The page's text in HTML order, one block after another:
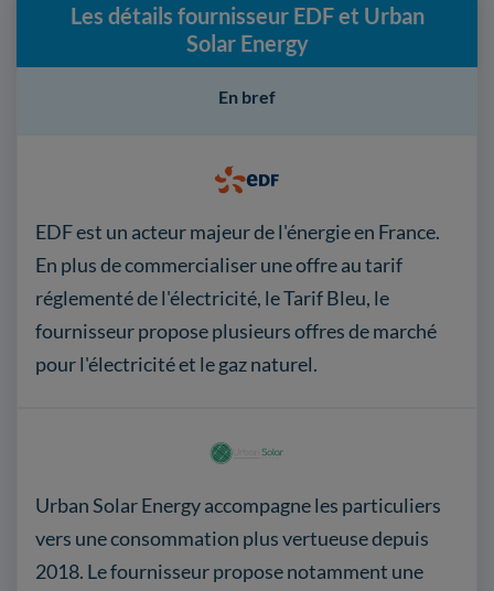
Les détails fournisseur EDF et Urban
Solar Energy
EDF est un acteur majeur de l'énergie en France.
En plus de commercialiser une offre au tarif
réglementé de l'électricité, le Tarif Bleu, le
fournisseur propose plusieurs offres de marché
pour l'électricité et le gaz naturel.
En bref
Urban Solar Energy accompagne les particuliers
vers une consommation plus vertueuse depuis
2018. Le fournisseur propose notamment une